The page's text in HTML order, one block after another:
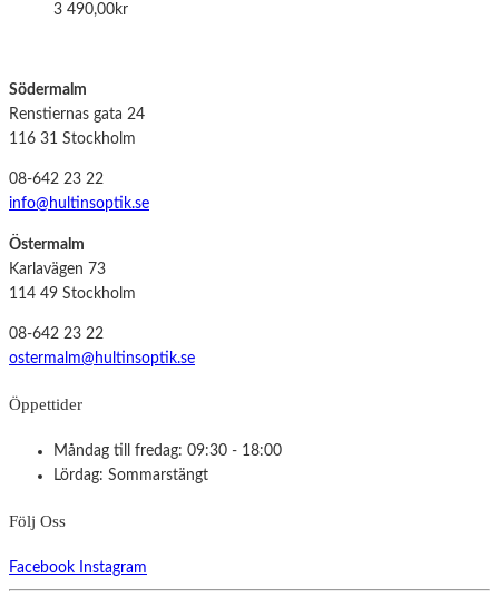
3 490,00kr
Södermalm
Renstiernas gata 24
116 31 Stockholm
08-642 23 22
info@hultinsoptik.se
Östermalm
Karlavägen 73
114 49 Stockholm
08-642 23 22
ostermalm@hultinsoptik.se
Öppettider
Måndag till fredag: 09:30 - 18:00
Lördag: Sommarstängt
Följ Oss
Facebook Instagram